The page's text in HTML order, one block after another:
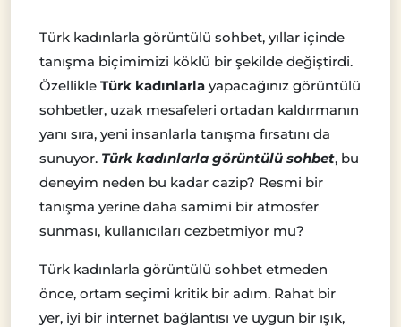
Türk kadınlarla görüntülü sohbet, yıllar içinde
tanışma biçimimizi köklü bir şekilde değiştirdi.
Özellikle Türk kadınlarla yapacağınız görüntülü
sohbetler, uzak mesafeleri ortadan kaldırmanın
yanı sıra, yeni insanlarla tanışma fırsatını da
sunuyor. Türk kadınlarla görüntülü sohbet, bu
deneyim neden bu kadar cazip? Resmi bir
tanışma yerine daha samimi bir atmosfer
sunması, kullanıcıları cezbetmiyor mu?
Türk kadınlarla görüntülü sohbet etmeden
önce, ortam seçimi kritik bir adım. Rahat bir
yer, iyi bir internet bağlantısı ve uygun bir ışık,